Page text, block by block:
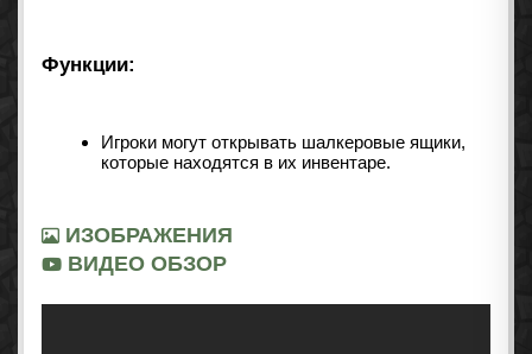
Функции:
Игроки могут открывать шалкеровые ящики,
которые находятся в их инвентаре.
ИЗОБРАЖЕНИЯ
ВИДЕО ОБЗОР